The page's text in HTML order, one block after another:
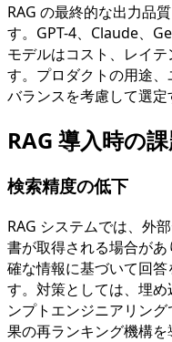
RAG の最終的な出力品
す。GPT-4、Claude、
モデルはコスト、レイ
す。プロダクトの用途
バランスを考慮して選定
RAG 導入時の
検索精度の低下
RAG システムでは、外
書が取得される場合が
確な情報に基づいて回
す。対策としては、埋
ンプトエンジニアリン
果の再ランキング機構を